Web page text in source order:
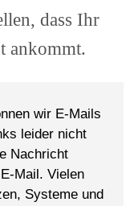
dass Ihr
ankommt.
wir E-Mails
leider nicht
Nachricht
Mail. Vielen
Systeme und